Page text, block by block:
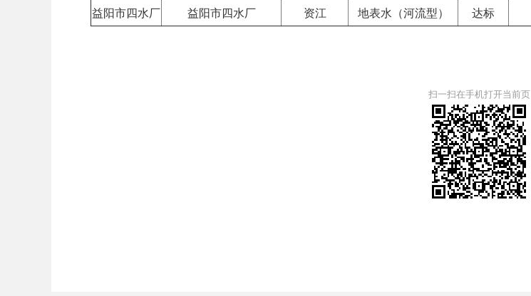
益阳市四水厂
益阳市四水厂 资江 地表水（河流型） 达标
扫一扫在手机打开当前页